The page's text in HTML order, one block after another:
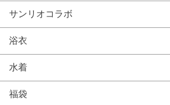
サンリオコラボ
浴衣
水着
福袋